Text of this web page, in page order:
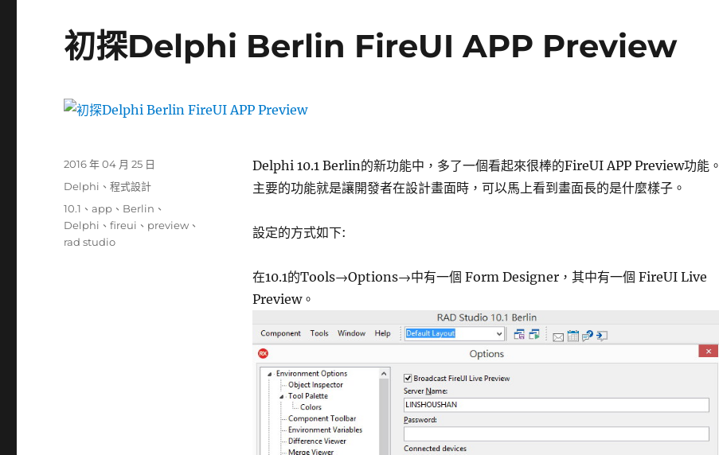
初探Delphi Berlin FireUI APP Preview
Delphi 10.1 Berlin的新功能中，多了一個看起來很棒的FireUI APP Preview功能。
主要的功能就是讓開發者在設計畫面時，可以馬上看到畫面長的是什麼樣子。
設定的方式如下:
在10.1的Tools→Options→中有一個 Form Designer，其中有一個 FireUI Live
Preview。
發
期:
2016 年 04 月 25 日
分
Delphi 、程式設計
標
籤
10.1 、app 、 Berlin 、
Delphi 、fireui 、 preview 、
rad studio